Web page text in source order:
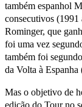
também espanhol
consecutivos (1991
Rominger, que
foi uma vez
também foi
da Volta à Espanha
Mas o objetivo de
edição do Tour no